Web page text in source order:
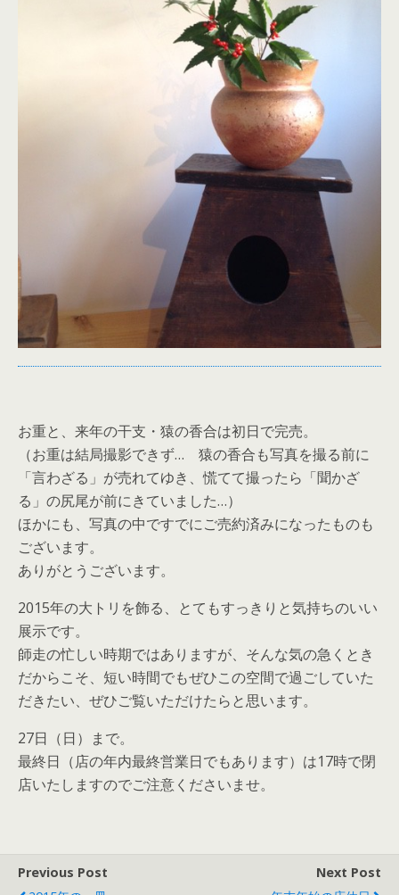
お重と、来年の干支・猿の香合は初日で完売。
（お重は結局撮影できず… 猿の香合も写真を撮る前に
「言わざる」が売れてゆき、慌てて撮ったら「聞かざ
る」の尻尾が前にきていました…）
ほかにも、写真の中ですでにご売約済みになったものも
ございます。
ありがとうございます。
2015年の大トリを飾る、とてもすっきりと気持ちのいい
展示です。
師走の忙しい時期ではありますが、そんな気の急くとき
だからこそ、短い時間でもぜひこの空間で過ごしていた
だきたい、ぜひご覧いただけたらと思います。
27日（日）まで。
最終日（店の年内最終営業日でもあります）は17時で閉
店いたしますのでご注意くださいませ。
Previous Post
Next Post